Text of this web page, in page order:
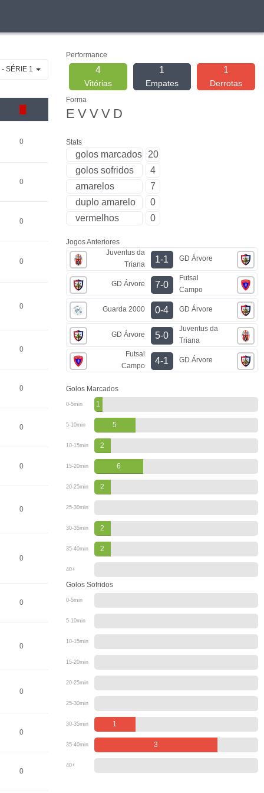
SÉRIE 1
0
0
0
0
0
0
0
0
0
0
0
0
0
0
0
0
Performance
4
Vitórias
1
Empates
1
Derrotas
Forma
E V V V D
Stats
golos marcados
20
golos sofridos
4
amarelos
7
duplo amarelo
0
vermelhos
0
Jogos Anteriores
Juventus da
Triana
1-1 GD Árvore
GD Árvore 7-0
Futsal
Campo
Guarda 2000 0-4 GD Árvore
GD Árvore 5-0
Juventus da
Triana
Futsal
Campo
4-1 GD Árvore
Golos Marcados
0-5min 1
5-10min 5
10-15min 2
15-20min 6
20-25min 2
25-30min
30-35min 2
35-40min 2
40+
Golos Sofridos
0-5min
5-10min
10-15min
15-20min
20-25min
25-30min
30-35min 1
35-40min 3
40+